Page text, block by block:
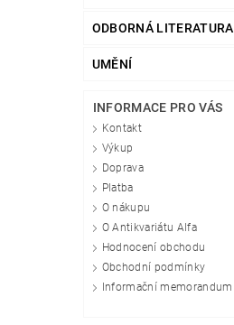
ODBORNÁ LITERATURA
UMĚNÍ
INFORMACE PRO VÁS
Kontakt
Výkup
Doprava
Platba
O nákupu
O Antikvariátu Alfa
Hodnocení obchodu
Obchodní podmínky
Informační memorandum